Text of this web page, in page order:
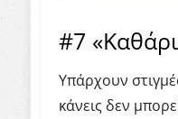
#7
Υπάρχουν
κάνεις δεν